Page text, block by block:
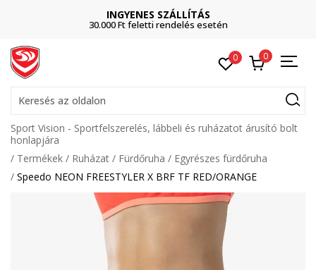
INGYENES SZÁLLÍTÁS
30.000 Ft feletti rendelés esetén
0 0
Keresés az oldalon
Sport Vision - Sportfelszerelés, lábbeli és ruházatot árusító bolt
honlapjára
Termékek
Ruházat Fürdőruha
Egyrészes fürdőruha
Speedo NEON FREESTYLER X BRF TF RED/ORANGE